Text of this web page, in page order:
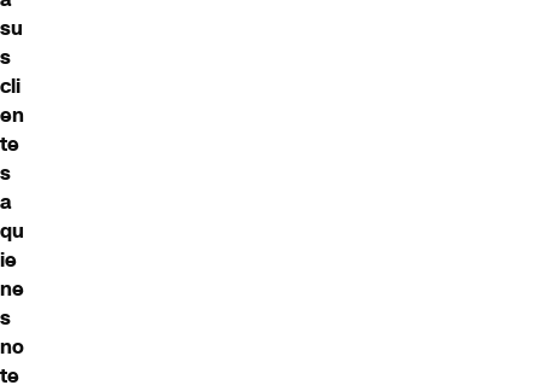
su
s
cli
en
te
s
a
qu
ie
ne
s
no
te